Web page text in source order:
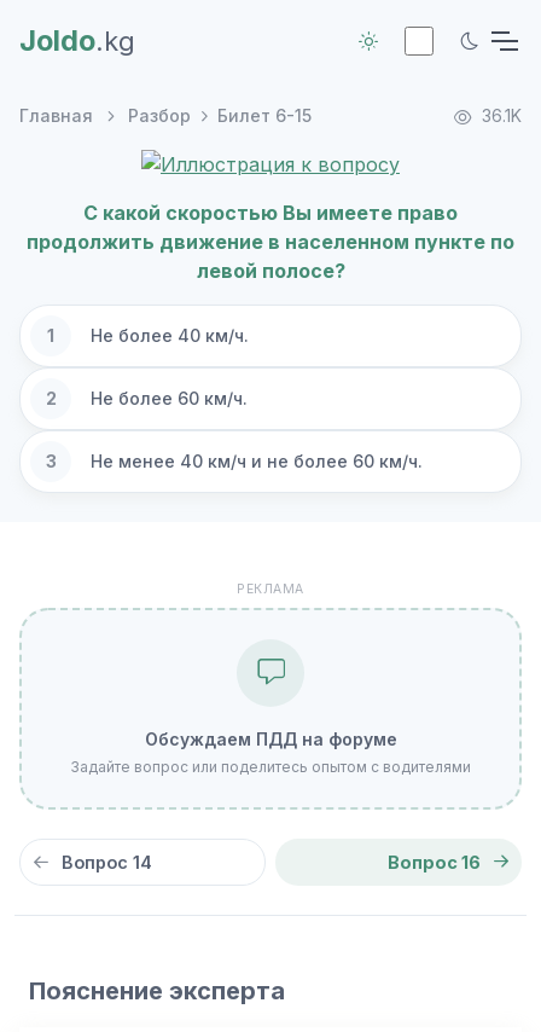
Joldo.kg
Главная Разбор Билет 6-15 36.1K
С какой скоростью Вы имеете право
продолжить движение в населенном пункте по
левой полосе?
1 Не более 40 км/ч.
2 Не более 60 км/ч.
3 Не менее 40 км/ч и не более 60 км/ч.
РЕКЛАМА
Обсуждаем ПДД на форуме
Задайте вопрос или поделитесь опытом с водителями
Вопрос 14 Вопрос 16
Пояснение эксперта